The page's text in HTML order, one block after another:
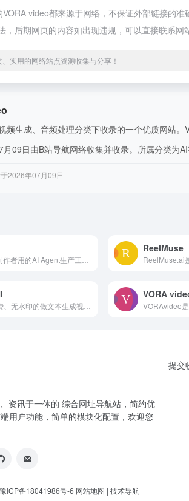
video都来源于网络，不保证外部链接的
，后期网页的内容如出现违规，可以直接联系网
实用的网络站点资源收集与分享！
频生成、音频处理分类下收录的一个优质网站
09日由B站导航网络收集并收录。所属分类为
2026年07月09日
ReelMuse
VORA
资讯于一体的 综合网址导航站，简约优
用户功能，简单的模块化配置，欢迎您
提交
豫ICP备18041986号-6 网站地图 | 技术导航